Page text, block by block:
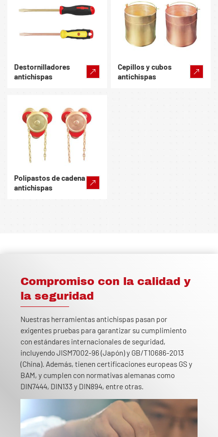
Destornilladores
antichispas
Cepillos y cubos
antichispas
Polipastos de cadena
antichispas
Compromiso con la calidad y
la seguridad
Nuestras herramientas antichispas pasan por
exigentes pruebas para garantizar su cumplimiento
con estándares internacionales de seguridad,
incluyendo JISM7002-96 (Japón) y GB/T10686-2013
(China). Además, tienen certificaciones europeas GS y
BAM, y cumplen con normativas alemanas como
DIN7444, DIN133 y DIN894, entre otras.